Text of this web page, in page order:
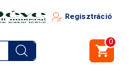
Regisztráció
0